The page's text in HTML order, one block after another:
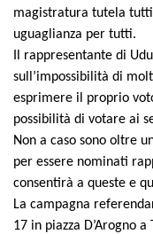
magistratura tutela
uguaglianza per tutti.
Il rappresentante di
sull’impossibilità di
esprimere il proprio
possibilità di votare ai
Non a caso sono oltre
per essere nominati
consentirà a queste e
La campagna
17 in piazza D’Arogno